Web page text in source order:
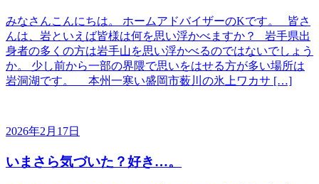
みなさんこんにちは。 ホームアドバイザーのKです。 皆さ
んは、岩といえば皆様は何を思い浮かべますか？ 岩手県出
身者の多くの方は岩手山を思い浮かべるのではないでしょう
か。 少し前から一部の界隈で思いをはせる方が多い場所は
岩洞湖です。 本州一寒い盛岡市薮川の氷上ワカサ […]
2026年2月17日
いまさら気づいた？好き…。